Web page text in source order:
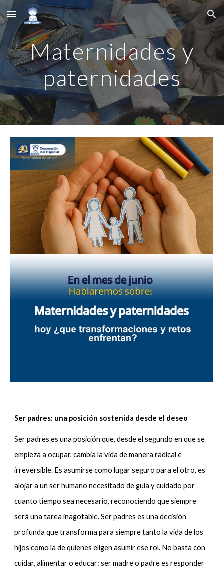
Skip to main content Skip to navigation
Maternidades y
paternidades
Ser padres: una posición sostenida desde el deseo
Ser padres es una posición que, desde el segundo en que se
empieza a ocupar, cambia la vida de manera radical e
irreversible. Es asumirse como lugar seguro para el otro, es
alojar a un ser humano necesitado de guía y cuidado por
cuanto tiempo sea necesario, reconociendo que siempre
será una tarea inagotable. Ser padres es una decisión
profunda que transforma para siempre tanto la vida de los
hijos como la de quienes eligen asumir ese rol. No basta con
cuidar, alimentar o educar: ser madre o padre es responder